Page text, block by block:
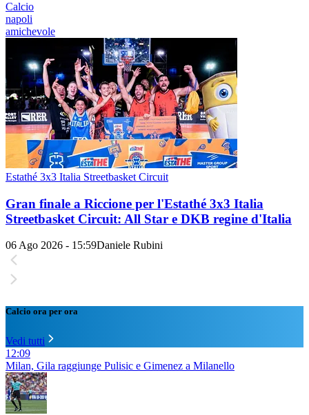
Calcio
napoli
amichevole
Estathé 3x3 Italia Streetbasket Circuit
Gran finale a Riccione per l'Estathé 3x3 Italia
Streetbasket Circuit: All Star e DKB regine d'Italia
06 Ago 2026 - 15:59Daniele Rubini
Calcio ora per ora
Vedi tutti
12:09
Milan, Gila raggiunge Pulisic e Gimenez a Milanello